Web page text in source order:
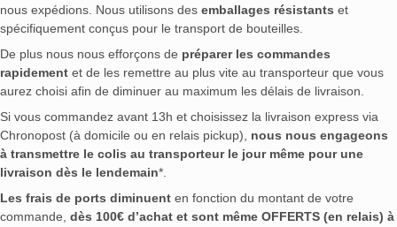
nous expédions. Nous utilisons des emballages résistants et
spécifiquement conçus pour le transport de bouteilles.
De plus nous nous efforçons de préparer les commandes
rapidement et de les remettre au plus vite au transporteur que vous
aurez choisi afin de diminuer au maximum les délais de livraison.
Si vous commandez avant 13h et choisissez la livraison express via
Chronopost (à domicile ou en relais pickup), nous nous engageons
à transmettre le colis au transporteur le jour même pour une
livraison dès le lendemain*.
Les frais de ports diminuent en fonction du montant de votre
commande, dès 100€ d’achat et sont même OFFERTS (en relais) à